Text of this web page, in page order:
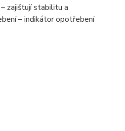
zajišťují stabilitu a
– indikátor opotřebení